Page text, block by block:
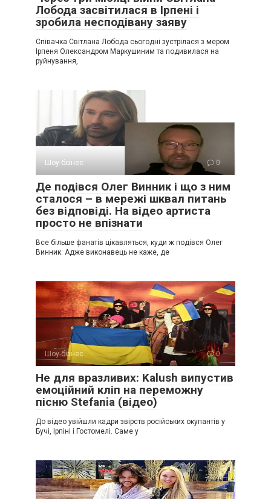
Лобода засвітилася в Ірпені і
зробила несподівану заяву
Співачка Світлана Лобода сьогодні зустрілася з мером
Ірпеня Олександром Маркушиним та подивилася на
руйнування,
Шоу-бізнес 0
Де подівся Олег Винник і що з ним
сталося – в мережі шквал питань
без відповіді. На відео артиста
просто не впізнати
Все більше фанатів цікавляться, куди ж подівся Олег
Винник. Адже виконавець не каже, де
Шоу-бізнес 0
Не для вразливих: Kalush випустив
емоційний кліп на переможну
пісню Stefania (відео)
До відео увійшли кадри звірств російських окупантів у
Бучі, Ірпіні і Гостомелі. Саме у